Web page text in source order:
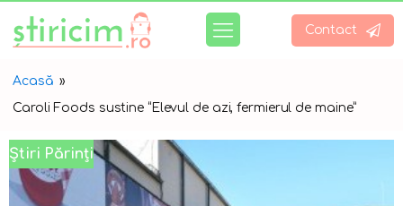
Contact
Acasă »
Caroli Foods sustine “Elevul de azi, fermierul de maine”
Știri Părinți